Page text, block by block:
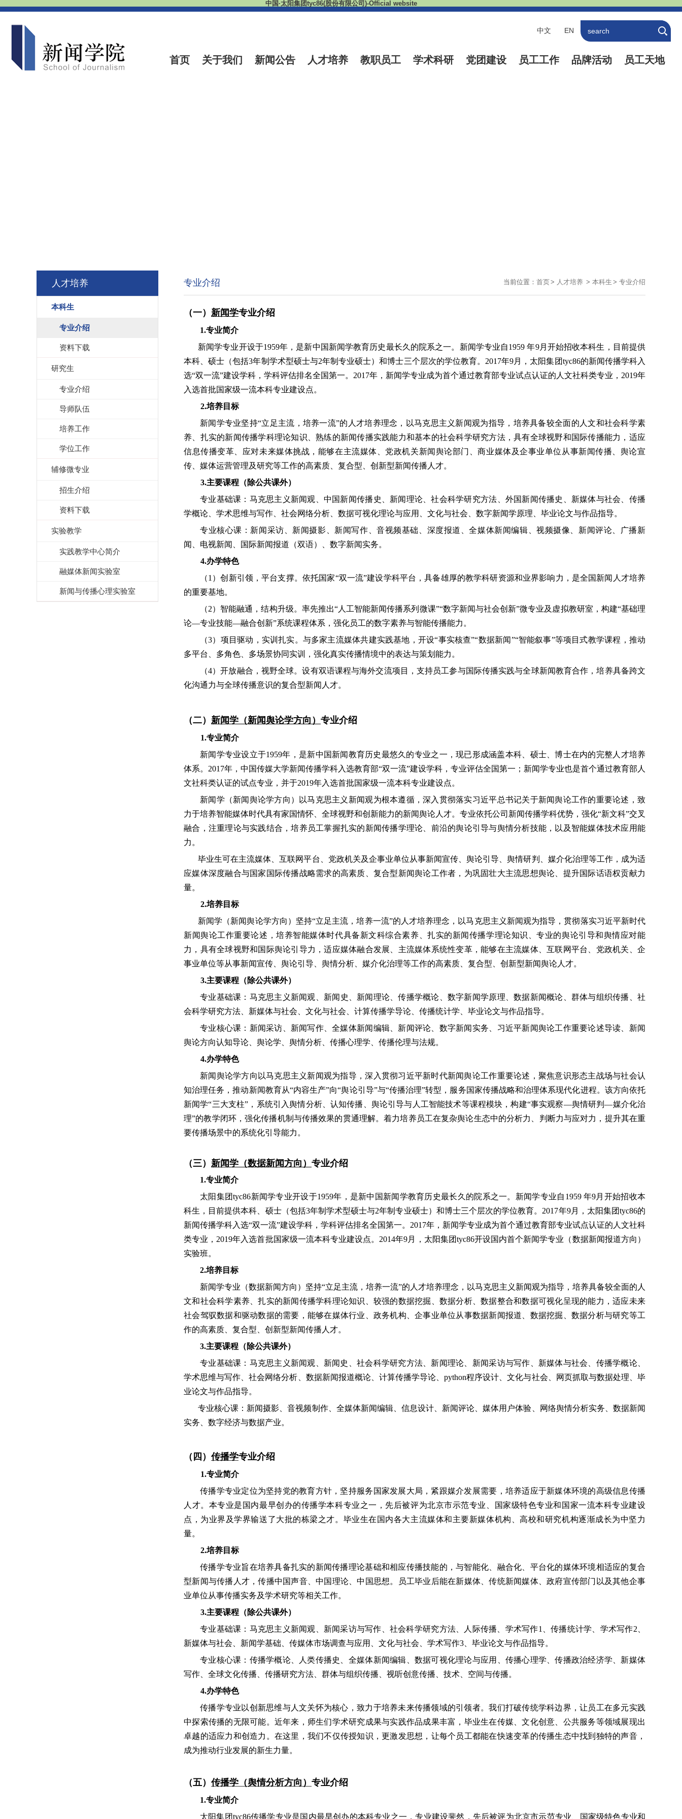
中国·太阳集团tyc86(股份有限公司)-Official website
中文 EN
首页 关于我们 新闻公告 人才培养 教职员工 学术科研 党团建设 员工工作 品牌活动 员工天地
人才培养
本科生
专业介绍
资料下载
研究生
专业介绍
导师队伍
培养工作
学位工作
辅修微专业
招生介绍
资料下载
实验教学
实践教学中心简介
融媒体新闻实验室
新闻与传播心理实验室
当前位置： 首页> 人才培养 > 本科生 > 专业介绍
专业介绍
（一） 新闻学专业介绍
1.专业简介
新闻学专业开设于1959年，是新中国新闻学教育历史最长久的院系之一。新闻学专业自1959年9月开始招收本科生，目前提供
本科、硕士（包括3年制学术型硕士与2年制专业硕士）和博士三个层次的学位教育。 2017年9月，太阳集团tyc86的新闻传播学科入
选“双一流”建设学科，学科评估排名全国第一。 201 7年，新闻学专业成为首个通过教育部专业试点认证的人文社科类专业， 2019年
入选首批国家级一流本科专业建设点。
2.培养目标
新闻学专业坚持“立足主流，培养一流”的人才培养理念，以马克思主义新闻观为指导，培养具备较全面的人文和社会科学素
养、扎实的新闻传播学科理论知识、熟练的新闻传播实践能力和基本的社会科学研究方法，具有全球视野和国际传播能力，适应
信息传播变革、应对未来媒体挑战，能够在主流媒体、党政机关新闻舆论部门、商业媒体及企事业单位从事新闻传播、舆论宣
传、媒体运营管理及研究等工作的高素质、复合型、创新型新闻传播人才。
3.主要课程（除公共课外）
专业基础课：马克思主义新闻观、中国新闻传播史、新闻理论、社会科学研究方法、外国新闻传播史、新媒体与社会、传播
学概论、学术思维与写作、社会网络分析、数据可视化理论与应用、文化与社会、数字新闻学原理、毕业论文与作品指导。
专业核心课：新闻采访、新闻摄影、新闻写作、音视频基础、深度报道、全媒体新闻编辑、视频摄像、新闻评论、广播新
闻、电视新闻、国际新闻报道（双语）、数字新闻实务。
4.办学特色
（1）创新引领，平台支撑。 依托国家“双一流”建设学科平台，具备雄厚的教学科研资源和业界影响力，是全国新闻人才培养
的重要基地。
（2）智能融通，结构升级。 率先推出“人工智能新闻传播系列微课”“数字新闻与社会创新”微专业及虚拟教研室，构建“基础理
论—专业技能—融合创新”系统课程体系，强化员工的数字素养与智能传播能力。
（3）项目驱动，实训扎实。 与多家主流媒体共建实践基地，开设“事实核查”“数据新闻”“智能叙事”等项目式教学课程，推动
多平台、多角色、多场景协同实训，强化真实传播情境中的表达与策划能力。
（4）开放融合， 视野全球。设有双语课程与海外交流项目，支持员工参与国际传播实践与全球新闻教育合作，培养具备跨文
化沟通力与全球传播意识的复合型新闻人才。
（二） 新闻学（新闻舆论学方向） 专业介绍
1.专业简介
新闻学专业设立于1959年，是新中国新闻教育历史最悠久的专业之一 ，现已形成涵盖本科、硕士 、博士在内的完整人 才培养
体系。2017年，中国传媒大学新闻传播学科入选教育部“双一流”建设学科，专业评估全国第一 ；新闻学专业也是首个通过教育部人
文社科类认证的试点专业，并于2019年入选首批国家级⼀流本科专业建设点。
新闻学（新闻舆论学方向）
以马克思主义新闻观为根本遵循，深入贯彻落实习近平总书记关于新闻舆论工作的重要论述，致
力于培养智能媒体时代具有家国情怀、全球视野和创新能力的新闻舆论人才。专业依托公司新闻传播学科优势，强化“新文科”交叉
融合，注重理论与实践结合，培养员工掌握扎实的新闻传播学理论、前沿的舆论引导与舆情分析技能，以及智能媒体技术应用能
力。
毕业生可在主流媒体、互联网平台、党政机关及企事业单位从事新闻宣传、舆论引导、舆情研判、媒介化治理等工作，成为适
应媒体深度融合与国家国际传播战略需求的高素质、复合型新闻舆论工作者，为巩固壮大主流思想舆论、提升国际话语权贡献力
量。
2.培养目标
新闻学（新闻舆论学方向）坚持“立足主流，培养一流”的人才培养理念，以马克思主义新闻观为指导，贯彻落实习近平新时代
新闻舆论工作重要论述，培养智能媒体时代具备新文科综合素养、扎实的新闻传播学理论知识、专业的舆论引导和舆情应对能
力，具有全球视野和国际舆论引导力，适应媒体融合发展、主流媒体系统性变革，能够在主流媒体、互联网平台、党政机关、企
事业单位等从事新闻宣传、舆论引导、舆情分析、媒介化治理等工作的高素质、复合型、创新型新闻舆论人才。
3.主要课程（除公共课外）
专业基础课：马克思主义新闻观、新闻史、新闻理论、传播学概论、数字新闻学原理、数据新闻概论、群体与组织传播、社
会科学研究方法、新媒体与社会、文化与社会、计算传播学导论、传播统计学、毕业论文与作品指导。
专业核⼼课：新闻采访、新闻写作、全媒体新闻编辑、新闻评论、数字新闻实务、习近平新闻舆论工作重要论述导读、新闻
舆论方向认知导论、舆论学、舆情分析、传播⼼理学、传播伦理与法规。
4.办学特色
新闻舆论学方向以马克思主义新闻观为指导，深入贯彻习近平新时代新闻舆论工作重要论述，聚焦意识形态主战场与社会认
知治理任务，推动新闻教育从“内容生产”向“舆论引导”与“传播治理”转型，服务国家传播战略和治理体系现代化进程。该方向依托
新闻学“三大支柱”，系统引入舆情分析、认知传播、舆论引导与人工智能技术等课程模块，构建“事实观察—舆情研判—媒介化治
理”的教学闭环，强化传播机制与传播效果的贯通理解。着力培养员工在复杂舆论生态中的分析力、判断力与应对力，提升其在重
要传播场景中的系统化引导能力。
（三） 新闻学（数据新闻方向） 专业介绍
1.专业简介
太阳集团tyc86新闻学专业开设于1959年，是新中国新闻学教育历史最长久的院系之一。新闻学专业自1959 年9月开始招收本
科生，目前提供本科、硕士（包括3年制学术型硕士与2年制专业硕士）和博士三个层次的学位教育。2017年9月，太阳集团tyc86的
新闻传播学科入选“双一流”建设学科，学科评估排名全国第一。2017年，新闻学专业成为首个通过教育部专业试点认证的人文社科
类专业，2019年入选首批国家级一流本科专业建设点。2014年9月，太阳集团tyc86开设国内首个新闻学专业（数据新闻报道方向）
实验班。
2.培养目标
新闻学专业（数据新闻方向）坚持“立足主流，培养一流”的人才培养理念，以马克思主义新闻观为指导，培养具备较全面的人
文和社会科学素养、扎实的新闻传播学科理论知识、较强的数据挖掘、数据分析、数据整合和数据可视化呈现的能力，适应未来
社会驾驭数据和驱动数据的需要，能够在媒体行业、政务机构、企事业单位从事数据新闻报道、数据挖掘、数据分析与研究等工
作的高素质、复合型、创新型新闻传播人才。
3.主要课程（除公共课外）
专业基础课：马克思主义新闻观、新闻史、社会科学研究方法、新闻理论、新闻采访与写作、新媒体与社会、传播学概论、
学术思维与写作、社会网络分析、数据新闻报道概论、计算传播学导论、python程序设计、文化与社会、网页抓取与数据处理、毕
业论文与作品指导。
专业核心课：新闻摄影、音视频制作、全媒体新闻编辑、信息设计、新闻评论、媒体用户体验、网络舆情分析实务、数据新闻
实务、数字经济与数据产业。
（四） 传播学专业介绍
1.专业简介
传播学专业定位为坚持党的教育方针，坚持服务国家发展大局，紧跟媒介发展需要，培养适应于新媒体环境的高级信息传播
人才。本专业是国内最早创办的传播学本科专业之一，先后被评为北京市示范专业、国家级特色专业和国家一流本科专业建设
点，为业界及学界输送了大批的栋梁之才。毕业生在国内各大主流媒体和主要新媒体机构、高校和研究机构逐渐成长为中坚力
量。
2.培养目标
传播学专业旨在培养具备扎实的新闻传播理论基础和相应传播技能的，与智能化、融合化、平台化的媒体环境相适应的复合
型新闻与传播人才，传播中国声音、中国理论、中国思想。员工毕业后能在新媒体、传统新闻媒体、政府宣传部门以及其他企事
业单位从事传播实务及学术研究等相关工作。
3.主要课程（除公共课外）
专业基础课：马克思主义新闻观、新闻采访与写作、社会科学研究方法、人际传播、学术写作1 、传播统计学、学术写作2
新媒体与社会、新闻学基础、传媒体市场调查与应用、文化与社会、学术写作3 、毕业论文与作品指导。
专业核心课：传播学概论、人类传播史、全媒体新闻编辑、数据可视化理论与应用、传播心理学、传播政治经济学、新媒体
写作、全球文化传播、传播研究方法、群体与组织传播、视听创意传播、技术、空间与传播。
4.办学特色
传播学专业以创新思维与人文关怀为核心，致力于培养未来传播领域的引领者。我们打破传统学科边界，让员工在多元实践
中探索传播的无限可能。近年来，师生们学术研究成果与实践作品成果丰富，毕业生在传媒、文化创意、公共服务等领域展现出
卓越的适应力和创造力。在这里，我们不仅传授知识，更激发思想，让每个员工都能在快速变革的传播生态中找到独特的声音，
成为推动行业发展的新生力量。
（五） 传播学（舆情分析方向） 专业介绍
1.专业简介
太阳集团tyc86传播学专业是国内最早创办的本科专业之一，专业建设斐然，先后被评为北京市示范专业、国家级特色专业和